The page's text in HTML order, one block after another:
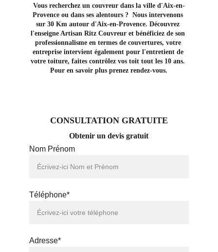
Nom Prénom
Téléphone*
Adresse*
Vous recherchez un couvreur dans la ville d'Aix-en-
Provence ou dans ses alentours ?  Nous intervenons
sur 30 Km autour d'Aix-en-Provence. Découvrez
l'enseigne Artisan Ritz Couvreur et bénéficiez de son
professionnalisme en termes de couvertures, votre
entreprise intervient également pour l'entretient de
votre toiture, faites contrôlez vos toit tout les 10 ans.
Pour en savoir plus prenez rendez-vous.
CONSULTATION GRATUITE
Obtenir un devis gratuit